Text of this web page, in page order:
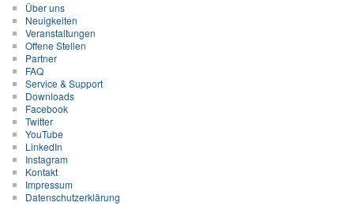
Über uns
Neuigkeiten
Veranstaltungen
Offene Stellen
Partner
FAQ
Service & Support
Downloads
Facebook
Twitter
YouTube
LinkedIn
Instagram
Kontakt
Impressum
Datenschutzerklärung